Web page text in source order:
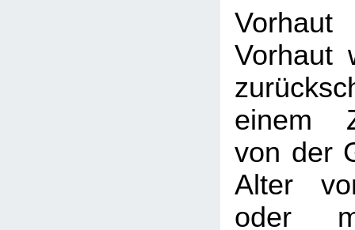
Vorhaut
einem
von der
Alter
oder